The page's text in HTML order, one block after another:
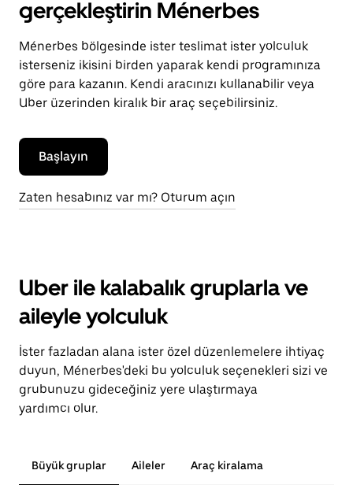
gerçekleştirin Ménerbes
Ménerbes bölgesinde ister teslimat ister yolculuk
isterseniz ikisini birden yaparak kendi programınıza
göre para kazanın. Kendi aracınızı kullanabilir veya
Uber üzerinden kiralık bir araç seçebilirsiniz.
Başlayın
Zaten hesabınız var mı? Oturum açın
Uber ile kalabalık gruplarla ve
aileyle yolculuk
İster fazladan alana ister özel düzenlemelere ihtiyaç
duyun, Ménerbes'deki bu yolculuk seçenekleri sizi ve
grubunuzu gideceğiniz yere ulaştırmaya
yardımcı olur.
Büyük gruplar Aileler Araç kiralama